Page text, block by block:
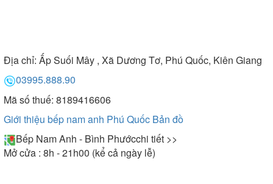
Địa chỉ: Ấp Suối Mây , Xã Dương Tơ, Phú Quốc, Kiên Giang
03995.888.90
Mã số thuế: 8189416606
Giới thiệu bếp nam anh Phú Quốc Bản đồ
Bếp Nam Anh - Bình Phướcchi tiết >>
Mở cửa : 8h - 21h00 (kể cả ngày lễ)